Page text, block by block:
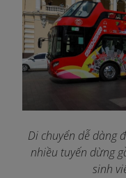
Di chuyển dễ dàng
nhiều tuyến dừng
sinh